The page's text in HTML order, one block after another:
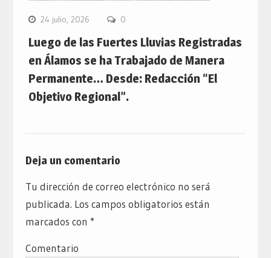
24 julio, 2026 0
Luego de las Fuertes Lluvias Registradas
en Álamos se ha Trabajado de Manera
Permanente… Desde: Redacción “El
Objetivo Regional”.
Deja un comentario
Tu dirección de correo electrónico no será
publicada. Los campos obligatorios están
marcados con *
Comentario